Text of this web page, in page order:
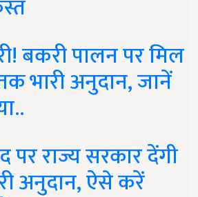
बकरी पालन पर मिल
भारी अनुदान, जानें
पर राज्य सरकार देंगी
अनुदान, ऐसे करें